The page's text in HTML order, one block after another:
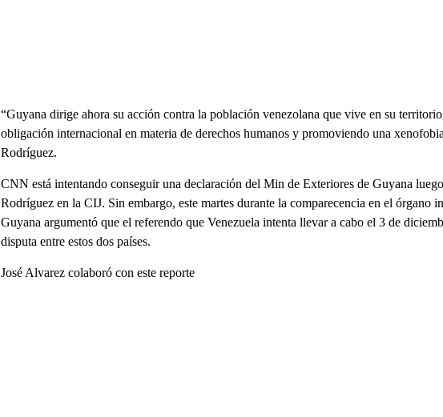
“Guyana dirige ahora su acción contra la población venezolana que vive en su
obligación internacional en materia de derechos humanos y promoviendo una
Rodríguez.
CNN está intentando conseguir una declaración del Min de Exteriores de Guyana
Rodríguez en la CIJ. Sin embargo, este martes durante la comparecencia en el órgano
Guyana argumentó que el referendo que Venezuela intenta llevar a cabo el 3 de
disputa entre estos dos países.
José Alvarez colaboró con este reporte